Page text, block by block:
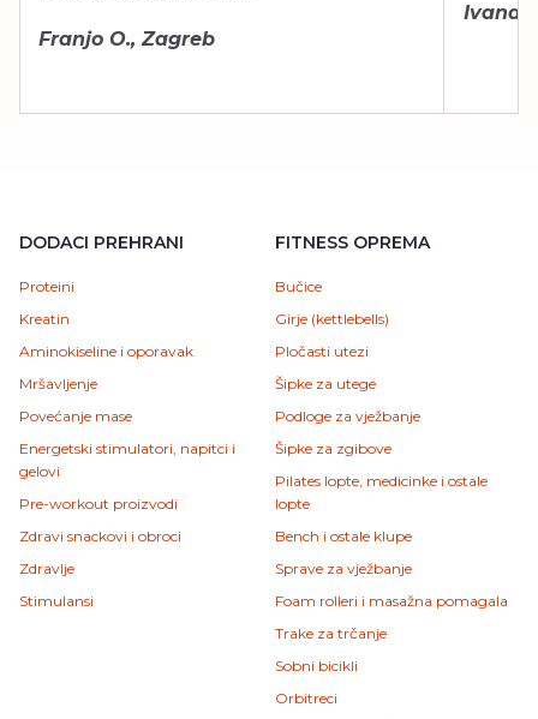
Franjo O., Zagreb
Ivana
DODACI PREHRANI
Proteini
Kreatin
Aminokiseline i oporavak
Mršavljenje
Povećanje mase
Energetski stimulatori, napitci i
gelovi
Pre-workout proizvodi
Zdravi snackovi i obroci
Zdravlje
Stimulansi
FITNESS OPREMA
Bučice
Girje (kettlebells)
Pločasti utezi
Šipke za utege
Podloge za vježbanje
Šipke za zgibove
Pilates lopte, medicinke i ostale
lopte
Bench i ostale klupe
Sprave za vježbanje
Foam rolleri i masažna pomagala
Trake za trčanje
Sobni bicikli
Orbitreci